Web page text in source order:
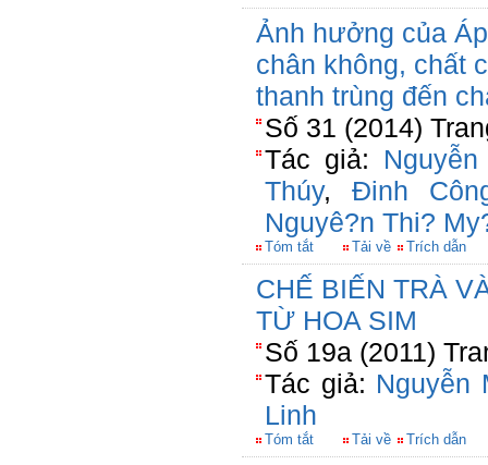
Ảnh hưởng của
chân không, chất
thanh trùng đến
Số 31 (2014)
Tác giả:
Thúy, Đinh
Nguyê?n Thi?
Tóm tắt Tải về Trích dẫn
CHẾ BIẾN TRÀ
TỪ HOA SIM
Số 19a (2011)
Tác giả: Nguyễn
Linh
Tóm tắt Tải về Trích dẫn